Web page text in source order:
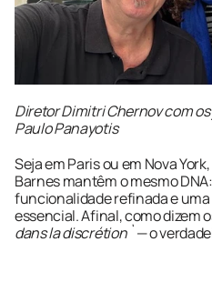
Diretor Dimitri Chernov com
Paulo Panayotis
Seja em Paris ou em Nova
Barnes mantêm o mesmo
funcionalidade refinada e
essencial. Afinal, como dizem
dans la discrétion` — o